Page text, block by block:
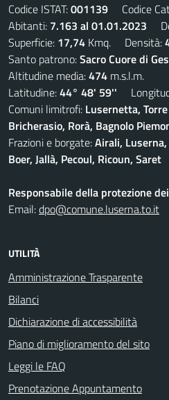
Codice ISTAT:001139 Codice
Abitanti: 7.163 al 01.01.2023
Superficie: 17,74 Kmq. Densità:
Santo patrono:Sacro Cuore di
Altitudine media:474 m.s.l.m.
Latitudine:44° 48' 59''
Comuni limitrofi: Lusernetta,
Bricherasio, Rorà, Bagnolo
Frazioni e borgate:Airali,
Boer, Jallà, Pecoul, Ricoun, Saret
Responsabile della protezione
Email:dpo@comune.luserna.to.it
UTILITÀ
Amministrazione Trasparente
Bilanci
Dichiarazione di accessibilità
Piano di miglioramento del sito
Leggi le FAQ
Prenotazione Appuntamento